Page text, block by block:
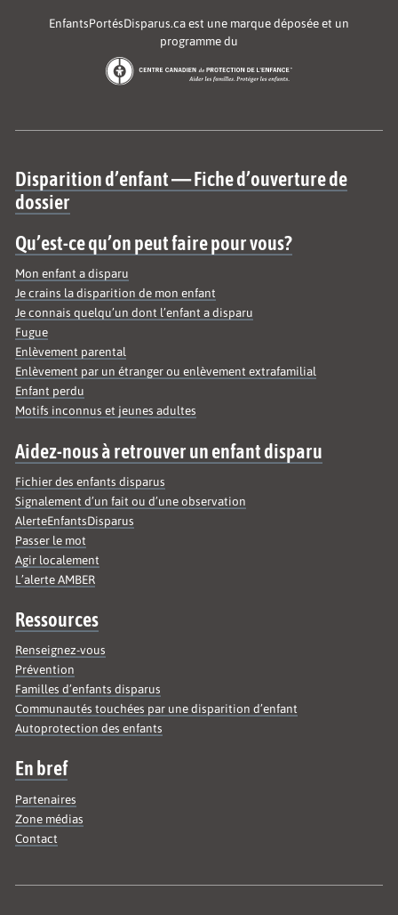
EnfantsPortésDisparus.ca est une marque déposée et un
programme du
Site map
Disparition d’enfant — Fiche d’ouverture de
dossier
Qu’est-ce qu’on peut faire pour vous?
Mon enfant a disparu
Je crains la disparition de mon enfant
Je connais quelqu’un dont l’enfant a disparu
Fugue
Enlèvement parental
Enlèvement par un étranger ou enlèvement extrafamilial
Enfant perdu
Motifs inconnus et jeunes adultes
Aidez-nous à retrouver un enfant disparu
Fichier des enfants disparus
Signalement d’un fait ou d’une observation
AlerteEnfantsDisparus
Passer le mot
Agir localement
L’alerte AMBER
Ressources
Renseignez-vous
Prévention
Familles d’enfants disparus
Communautés touchées par une disparition d’enfant
Autoprotection des enfants
En bref
Partenaires
Zone médias
Contact